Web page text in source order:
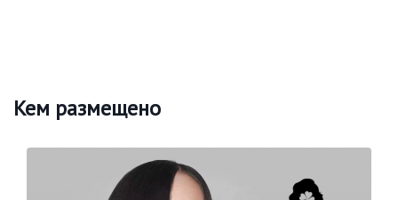
Кем размещено